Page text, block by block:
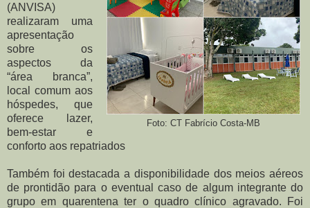
Foto: CT Fabrício Costa-MB
(ANVISA)
realizaram uma
apresentação
sobre os
aspectos da
“área branca”,
local comum aos
hóspedes, que
oferece lazer,
bem-estar e
conforto aos repatriados
Também foi destacada a disponibilidade dos meios aéreos
de prontidão para o eventual caso de algum integrante do
grupo em quarentena ter o quadro clínico agravado. Foi